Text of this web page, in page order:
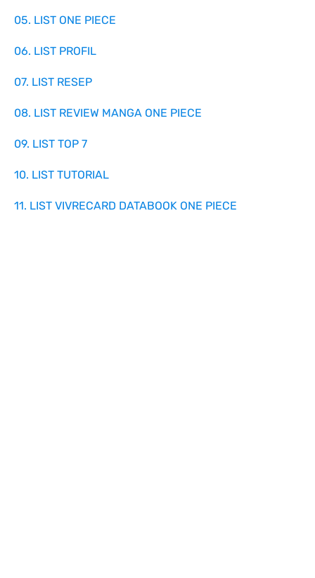
05. LIST ONE PIECE
06. LIST PROFIL
07. LIST RESEP
08. LIST REVIEW MANGA ONE PIECE
09. LIST TOP 7
10. LIST TUTORIAL
11. LIST VIVRECARD DATABOOK ONE PIECE